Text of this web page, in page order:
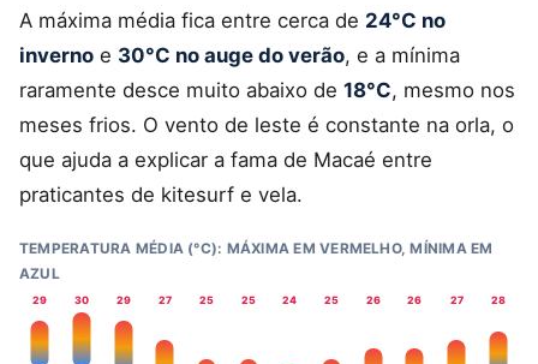
A máxima média fica entre cerca de 24°C no
inverno e 30°C no auge do verão, e a mínima
raramente desce muito abaixo de 18°C, mesmo nos
meses frios. O vento de leste é constante na orla, o
que ajuda a explicar a fama de Macaé entre
praticantes de kitesurf e vela.
TEMPERATURA MÉDIA (°C): MÁXIMA EM VERMELHO, MÍNIMA EM
AZUL
29 30 29 27 25 25 24 25 26 26 27 28